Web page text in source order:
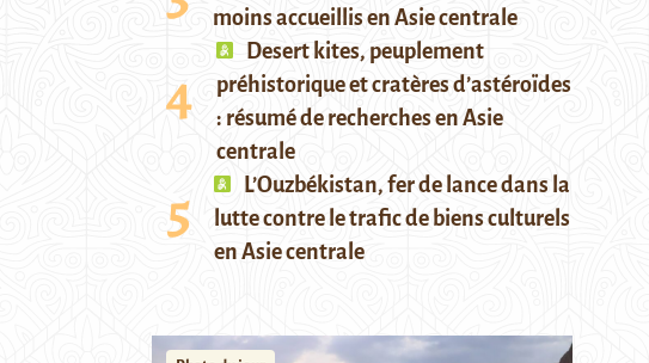
moins accueillis en Asie centrale
Desert kites, peuplement
préhistorique et cratères d’astéroïdes
: résumé de recherches en Asie
centrale
L’Ouzbékistan, fer de lance dans la
lutte contre le trafic de biens culturels
en Asie centrale